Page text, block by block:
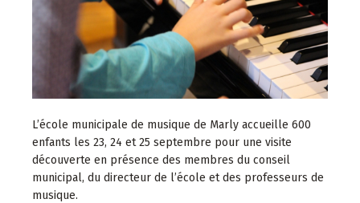
L’école municipale de musique de Marly accueille 600
enfants les 23, 24 et 25 septembre pour une visite
découverte en présence des membres du conseil
municipal, du directeur de l’école et des professeurs de
musique.